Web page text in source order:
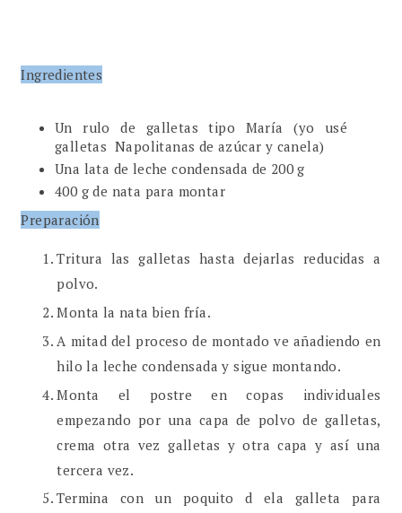
Ingredientes
Un rulo de galletas tipo María (yo usé
galletas Napolitanas de azúcar y canela)
Una lata de leche condensada de 200 g
400 g de nata para montar
Preparación
Tritura las galletas hasta dejarlas reducidas a
polvo.
Monta la nata bien fría.
A mitad del proceso de montado ve añadiendo en
hilo la leche condensada y sigue montando.
Monta el postre en copas individuales
empezando por una capa de polvo de galletas,
crema otra vez galletas y otra capa y así una
tercera vez.
Termina con un poquito d ela galleta para